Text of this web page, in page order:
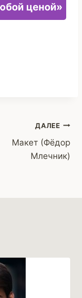
ценой»
ДАЛЕЕ
Макет (Фёдор
Млечник)